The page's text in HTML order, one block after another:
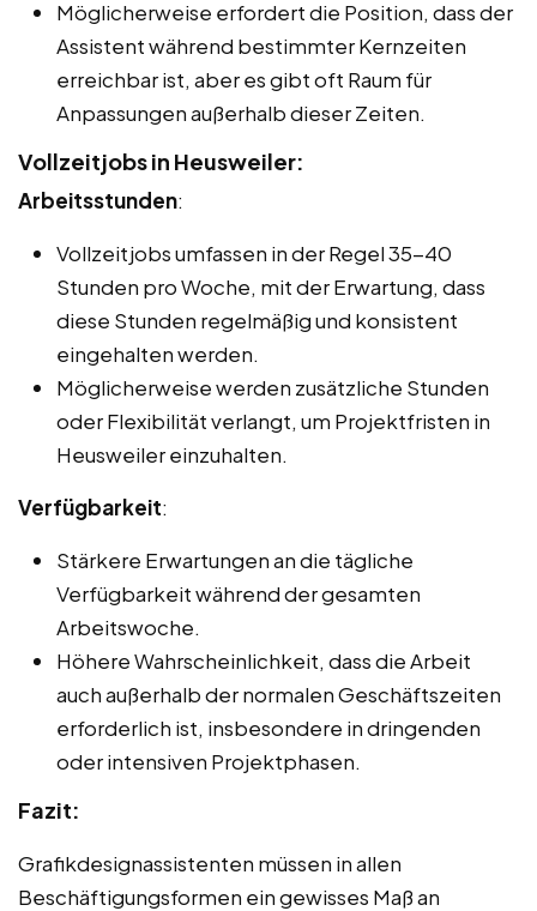
Möglicherweise erfordert die Position, dass der
Assistent während bestimmter Kernzeiten
erreichbar ist, aber es gibt oft Raum für
Anpassungen außerhalb dieser Zeiten.
Vollzeitjobs in Heusweiler:
Arbeitsstunden:
Vollzeitjobs umfassen in der Regel 35-40
Stunden pro Woche, mit der Erwartung, dass
diese Stunden regelmäßig und konsistent
eingehalten werden.
Möglicherweise werden zusätzliche Stunden
oder Flexibilität verlangt, um Projektfristen in
Heusweiler einzuhalten.
Verfügbarkeit:
Stärkere Erwartungen an die tägliche
Verfügbarkeit während der gesamten
Arbeitswoche.
Höhere Wahrscheinlichkeit, dass die Arbeit
auch außerhalb der normalen Geschäftszeiten
erforderlich ist, insbesondere in dringenden
oder intensiven Projektphasen.
Fazit:
Grafikdesignassistenten müssen in allen
Beschäftigungsformen ein gewisses Maß an